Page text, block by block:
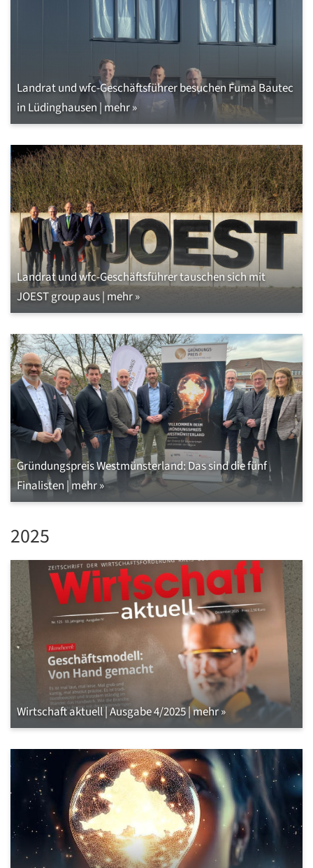
Landrat und wfc-Geschäftsführer besuchen Fuma Bautec
in Lüdinghausen | mehr »
Landrat und wfc-Geschäftsführer tauschen sich mit
JOEST group aus | mehr »
Gründungspreis Westmünsterland: Das sind die fünf
Finalisten | mehr »
2025
Wirtschaft aktuell | Ausgabe 4/2025 | mehr »